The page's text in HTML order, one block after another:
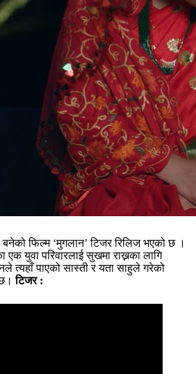
बनेको फिल्म ‘मुगलान’ टिजर रिलिज भएको छ ।
युवा परिवारलाई सुखमा राख्नका लागि
त्यहाँ पाएको सास्ती र यता साहुले गरेको
टिजर :